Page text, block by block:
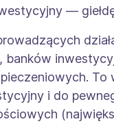
—
banków
To
i do